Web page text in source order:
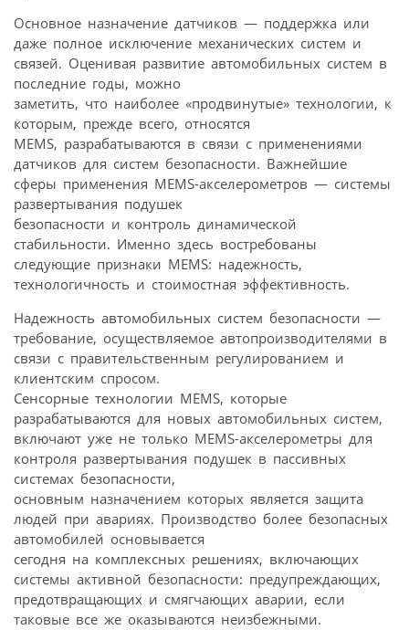
Основное назначение датчиков — поддержка или
даже полное исключение механических систем и
связей. Оценивая развитие автомобильных систем в
последние годы, можно
заметить, что наиболее «продвинутые» технологии, к
которым, прежде всего, относятся
MEMS, разрабатываются в связи с применениями
датчиков для систем безопасности. Важнейшие
сферы применения MEMS-акселерометров — системы
развертывания подушек
безопасности и контроль динамической
стабильности. Именно здесь востребованы
следующие признаки MEMS: надежность,
технологичность и стоимостная эффективность.
Надежность автомобильных систем безопасности —
требование, осуществляемое автопроизводителями в
связи с правительственным регулированием и
клиентским спросом.
Сенсорные технологии MEMS, которые
разрабатываются для новых автомобильных систем,
включают уже не только MEMS-акселерометры для
контроля развертывания подушек в пассивных
системах безопасности,
основным назначением которых является защита
людей при авариях. Производство более безопасных
автомобилей основывается
сегодня на комплексных решениях, включающих
системы активной безопасности: предупреждающих,
предотвращающих и смягчающих аварии, если
таковые все же оказываются неизбежными.